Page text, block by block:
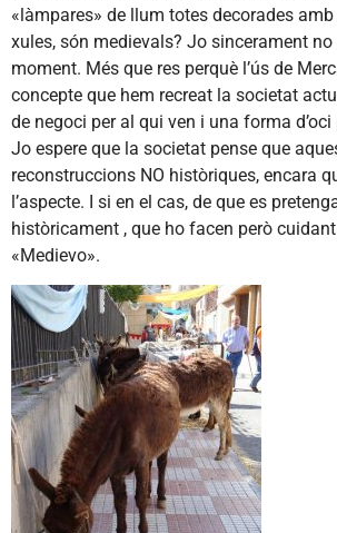
«làmpares» de llum totes decorades
xules, són medievals? Jo sincerament
moment. Més que res perquè l’ús de
concepte que hem recreat la societat
de negoci per al qui ven i una forma
Jo espere que la societat pense que
reconstruccions NO històriques, encara
l’aspecte. I si en el cas, de que es
històricament , que ho facen però cuidant
«Medievo».